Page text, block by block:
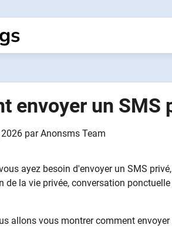
envoyer un SMS
parAnonsms Team
ayez besoin d'envoyer un SMS
de la vie privée, conversation
allons vous montrer comment